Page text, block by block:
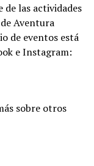
las actividades
Aventura
de eventos está
e Instagram:
sobre otros